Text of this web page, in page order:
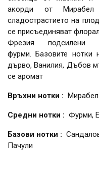
акорди от
сладострастието на
се присъединяват
Фрезия
фурми. Базовите нотки
дърво, Ванилия, Дъбов
се аромат
Връхни нотки :
Средни нотки : Фурми,
Базови нотки :
Пачули